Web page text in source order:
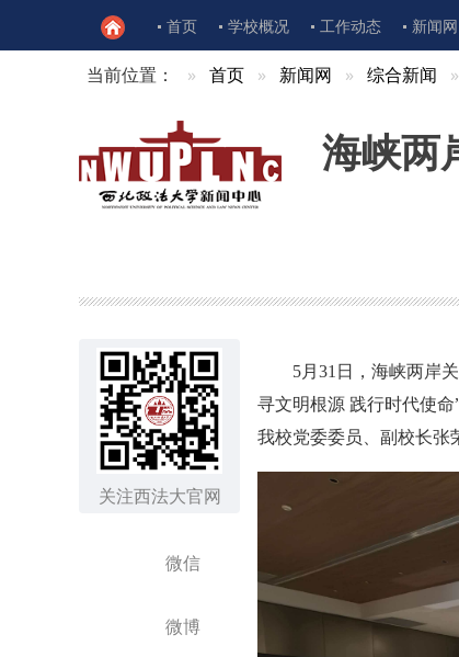
首页 学校概况 工作动态 新闻网
当前位置： 首页 新闻网 综合新闻
海峡两
关注西法大官网
微信
微博
5月31日，海峡两岸
寻文明根源 践行时代使
我校党委委员、副校长张